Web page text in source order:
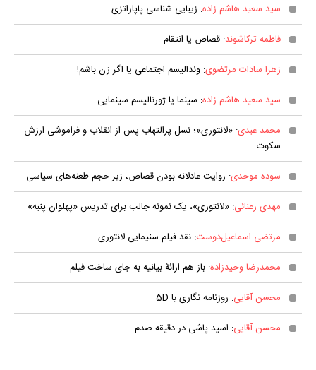
سید سعید هاشم زاده: زیبایی شناسی پاپاراتزی
فاطمه ترکاشوند: قصاص یا انتقام
زهرا سادات مرتضوی: وندالیسم اجتماعی یا اگر زن باشم!
سید سعید هاشم زاده: سینما یا ژورنالیسم سینمایی
محمد عبدی: «لانتوری»؛ نسل پرالتهاب پس از انقلاب و فراموشی ارزش
سکوت
سوده موحدی: روایت عادلانه بودن قصاص، زیر حجم طعنه‌های سیاسی
مهدی رعنائی: «لانتوری»، یک نمونه جالب برای تدریس «پهلوان پنبه»
مرتضی اسماعیل‌دوست: نقد فیلم سنیمایی لانتوری
محمدرضا وحیدزاده: باز هم ارائۀ بیانیه به جای ساخت فیلم
محسن آقایی: روزنامه نگاری با 5D
محسن آقایی: اسید پاشی در دقیقه صدم